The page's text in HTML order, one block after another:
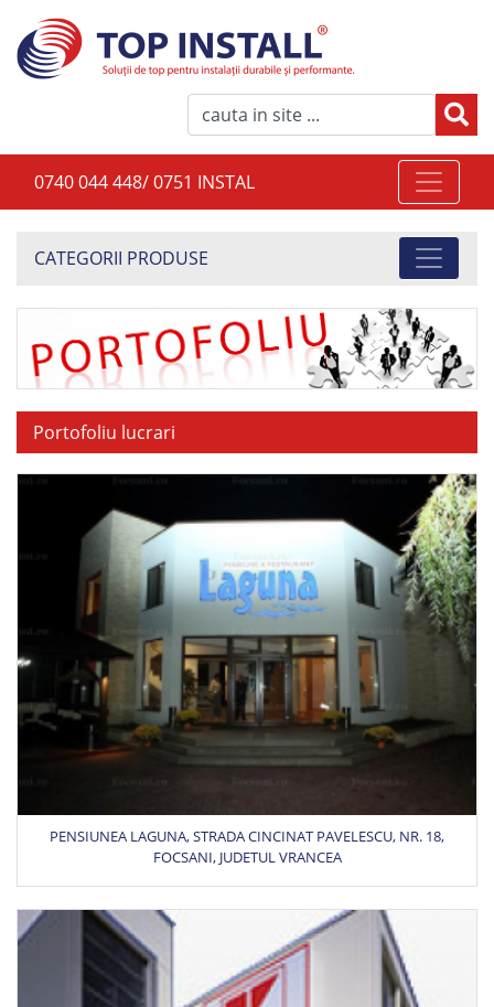
0740 044 448/ 0751 INSTAL
CATEGORII PRODUSE
Portofoliu lucrari
PENSIUNEA LAGUNA, STRADA CINCINAT PAVELESCU, NR. 18,
FOCSANI, JUDETUL VRANCEA